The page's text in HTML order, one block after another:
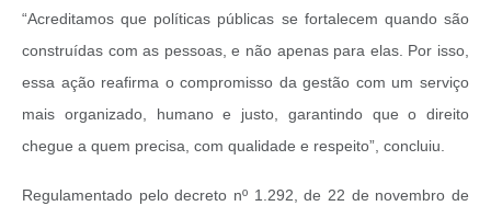
“Acreditamos que políticas públicas se fortalecem quando são
construídas com as pessoas, e não apenas para elas. Por isso,
essa ação reafirma o compromisso da gestão com um serviço
mais organizado, humano e justo, garantindo que o direito
chegue a quem precisa, com qualidade e respeito”, concluiu.
Regulamentado pelo decreto nº 1.292, de 22 de novembro de